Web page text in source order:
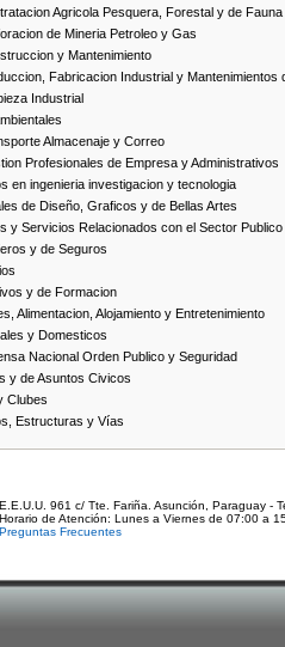
Agricola Pesquera, Forestal y de Fauna
de Mineria Petroleo y Gas
y Mantenimiento
Fabricacion Industrial y Mantenimientos
Industrial
Almacenaje y Correo
Profesionales de Empresa y Administrativos
en ingenieria investigacion y tecnologia
de Diseño, Graficos y de Bellas Artes
y Servicios Relacionados con el Sector Publico
y de Seguros
y de Formacion
Alimentacion, Alojamiento y Entretenimiento
y Domesticos
Nacional Orden Publico y Seguridad
y de Asuntos Civicos
Clubes
Estructuras y Vías
E.E.U.U. 961 c/ Tte. Fariña. Asunción, Paraguay -
Horario de Atención: Lunes a Viernes de 07:00 a
Preguntas Frecuentes